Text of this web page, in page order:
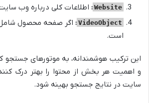
Website
: اطلاعات کلی درباره وب
VideoObject
: اگر صفحه محصول
است.
این ترکیب هوشمندانه، به موتورهای جستجو
و اهمیت هر بخش از محتوا را بهتر درک
سایت در نتایج جستجو بهینه شود.